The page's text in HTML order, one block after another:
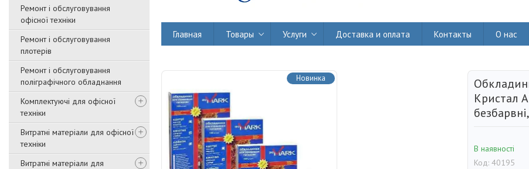
Ремонт і обслуговування
офісної техніки
Ремонт і обслуговування
плотерів
Ремонт і обслуговування
поліграфічного обладнання
Комплектуючі для офісної
техніки
Витратні матеріали для офісної
техніки
Витратні матеріали для
Главная Товары Услуги Доставка и оплата Контакты О нас
Новинка
Кристал
В наявності
Код: 40195